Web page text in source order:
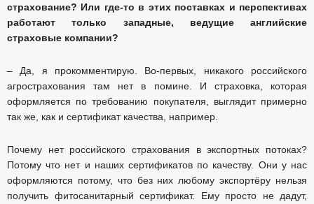
страхование? Или где-то в этих поставках и перспективах
работают только западные, ведущие английские
страховые компании?
– Да, я прокомментирую. Во-первых, никакого российского
агрострахования там нет в помине. И страховка, которая
оформляется по требованию покупателя, выглядит примерно
так же, как и сертификат качества, например.
Почему нет российского страхования в экспортных потоках?
Потому что нет и наших сертификатов по качеству. Они у нас
оформляются потому, что без них любому экспортёру нельзя
получить фитосанитарный сертификат. Ему просто не дадут,